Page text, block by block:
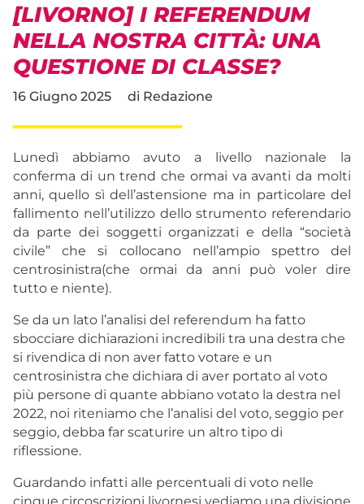
[LIVORNO] I REFERENDUM
NELLA NOSTRA CITTÀ: UNA
QUESTIONE DI CLASSE?
16 Giugno 2025 di Redazione
Lunedì abbiamo avuto a livello nazionale la
conferma di un trend che ormai va avanti da molti
anni, quello sì dell’astensione ma in particolare del
fallimento nell’utilizzo dello strumento referendario
da parte dei soggetti organizzati e della “società
civile” che si collocano nell’ampio spettro del
centrosinistra(che ormai da anni può voler dire
tutto e niente).
Se da un lato l’analisi del referendum ha fatto
sbocciare dichiarazioni incredibili tra una destra che
si rivendica di non aver fatto votare e un
centrosinistra che dichiara di aver portato al voto
più persone di quante abbiano votato la destra nel
2022, noi riteniamo che l’analisi del voto, seggio per
seggio, debba far scaturire un altro tipo di
riflessione.
Guardando infatti alle percentuali di voto nelle